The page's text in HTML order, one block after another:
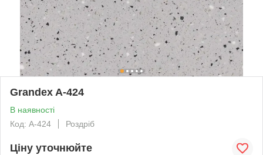
Grandex A-424
В наявності
Код: A-424
Роздріб
Ціну уточнюйте